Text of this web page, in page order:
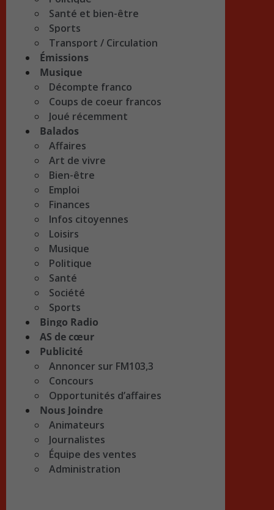
Santé et bien-être
Sports
Transport / Circulation
Émissions
Musique
Décompte franco
Coups de coeur francos
Joué récemment
Balados
Affaires
Art de vivre
Bien-être
Emploi
Finances
Infos citoyennes
Loisirs
Musique
Politique
Santé
Société
Sports
Bingo Radio
AS de cœur
Publicité
Annoncer sur FM103,3
Concours
Opportunités d’affaires
Nous Joindre
Animateurs
Journalistes
Équipe des ventes
Administration